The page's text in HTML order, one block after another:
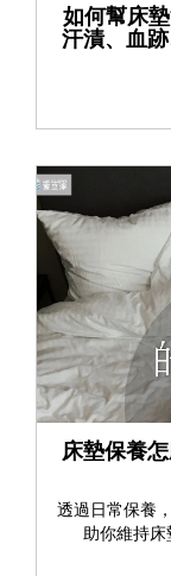
如何幫床
汗漬、血
床墊保養
透過日常保養
助你維持床